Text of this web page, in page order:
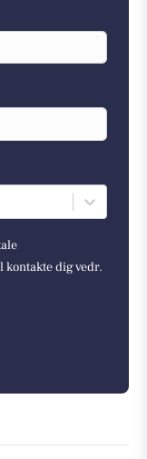
dig vedr.